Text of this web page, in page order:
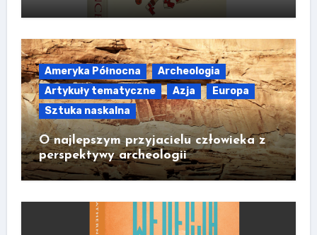
Ameryka Północna
Archeologia
Artykuły tematyczne
Azja
Europa
Sztuka naskalna
O najlepszym przyjacielu człowieka z
perspektywy archeologii